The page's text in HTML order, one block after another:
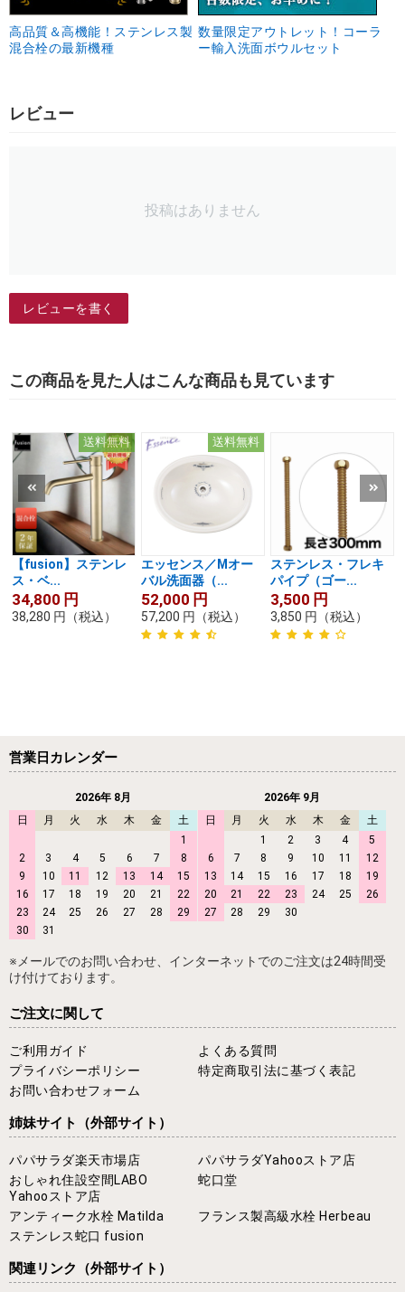
高品質＆高機能！ステンレス製
混合栓の最新機種
数量限定アウトレット！コーラ
ー輸入洗面ボウルセット
レビュー
投稿はありません
レビューを書く
この商品を見た人はこんな商品も見ています
送料無料
【fusion】ステンレ
ス・ベ...
34,800 円
38,280 円 （税込）
送料無料
エッセンス／Mオー
バル洗面器（...
52,000 円
57,200 円 （税込）
ステンレス・フレキ
パイプ（ゴー...
3,500 円
3,850 円 （税込）
営業日カレンダー
2026年 8月
日
月 火 水 木 金
土
1
2
3 4 5 6 7
8
9
10 11 12 13 14
15
16
17 18 19 20 21
22
23
24 25 26 27 28
29
30
31
2026年 9月
日
月 火 水 木 金
土
1
2 3 4
5
6
7 8 9 10 11
12
13
14 15 16 17 18
19
20
21 22 23 24 25
26
27
28 29 30
※メールでのお問い合わせ、インターネットでのご注文は24時間受
け付けております。
ご注文に関して
ご利用ガイド
よくある質問
プライバシーポリシー
特定商取引法に基づく表記
お問い合わせフォーム
姉妹サイト （外部サイト）
パパサラダ楽天市場店
パパサラダYahooストア店
おしゃれ住設空間LABO
Yahooストア店
蛇口堂
アンティーク水栓 Matilda
フランス製高級水栓 Herbeau
ステンレス蛇口 fusion
関連リンク （外部サイト）